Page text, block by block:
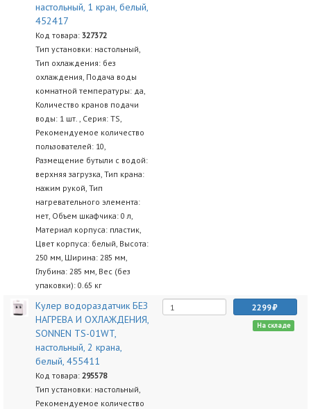
настольный, 1 кран, белый,
452417
Код товара: 327372
Тип установки: настольный,
Тип охлаждения: без
охлаждения, Подача воды
комнатной температуры: да,
Количество кранов подачи
воды: 1 шт. , Серия: TS,
Рекомендуемое количество
пользователей: 10,
Размещение бутыли с водой:
верхняя загрузка, Тип крана:
нажим рукой, Тип
нагревательного элемента:
нет, Объем шкафчика: 0 л,
Материал корпуса: пластик,
Цвет корпуса: белый, Высота:
250 мм, Ширина: 285 мм,
Глубина: 285 мм, Вес (без
упаковки): 0.65 кг
Кулер водораздатчик БЕЗ
НАГРЕВА И ОХЛАЖДЕНИЯ,
SONNEN TS-01WT,
настольный, 2 крана,
белый, 455411
Код товара: 295578
Тип установки: настольный,
Рекомендуемое количество
2299
На складе